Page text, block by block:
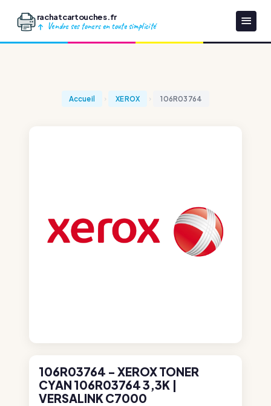
rachatcartouches.fr
Vendre ses toners en toute simplicité
Accueil XEROX 106R03764
106R03764 - XEROX TONER
CYAN 106R03764 3,3K |
VERSALINK C7000